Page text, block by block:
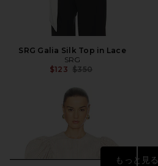
SRG Galia Silk Top in Lace
SRG
$123 前の価格:
$350
もっと見る